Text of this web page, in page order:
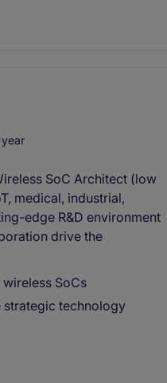
year
SoC Architect (low
medical, industrial,
edge R&D environment
drive the
SoCs
strategic technology